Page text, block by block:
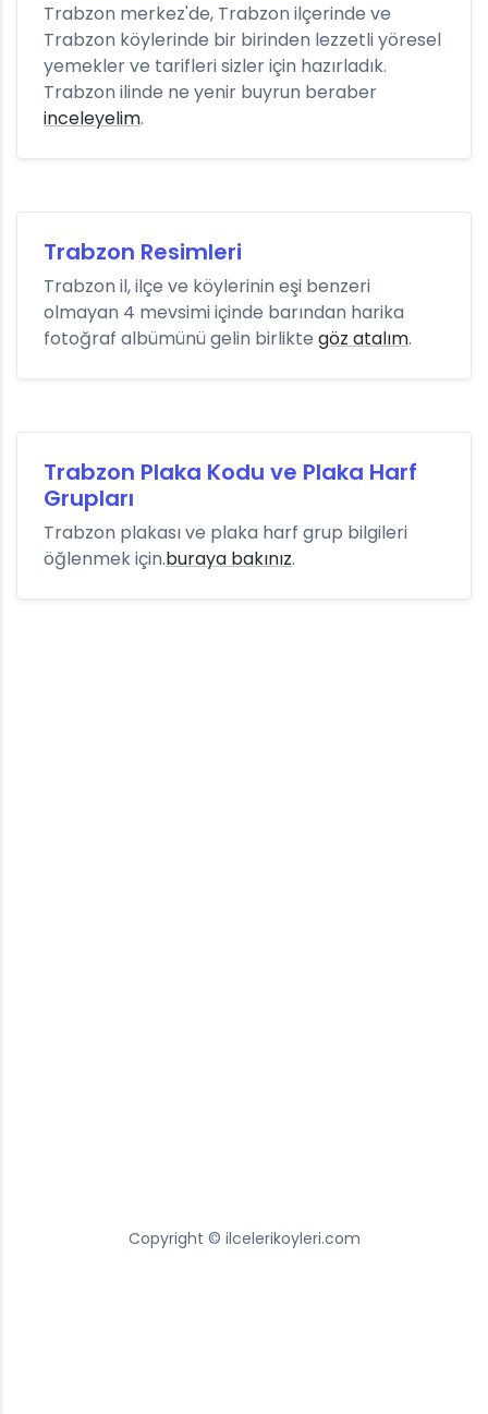
Trabzon merkez'de, Trabzon ilçerinde ve
Trabzon köylerinde bir birinden lezzetli yöresel
yemekler ve tarifleri sizler için hazırladık.
Trabzon ilinde ne yenir buyrun beraber
inceleyelim.
Trabzon Resimleri
Trabzon il, ilçe ve köylerinin eşi benzeri
olmayan 4 mevsimi içinde barından harika
fotoğraf albümünü gelin birlikte göz atalım.
Trabzon Plaka Kodu ve Plaka Harf
Grupları
Trabzon plakası ve plaka harf grup bilgileri
öğlenmek için.buraya bakınız.
Copyright © ilcelerikoyleri.com